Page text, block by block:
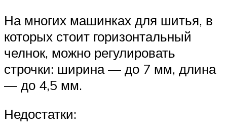
На многих машинках для шитья, в
которых стоит горизонтальный
челнок, можно регулировать
строчки: ширина — до 7 мм, длина
— до 4,5 мм.
Недостатки: